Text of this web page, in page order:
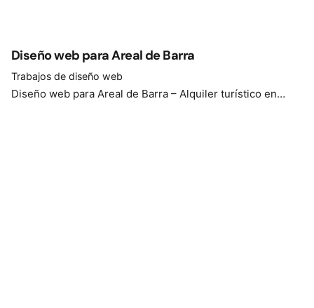
Diseño web para Areal de Barra
Trabajos de diseño web
Diseño web para Areal de Barra – Alquiler turístico en…